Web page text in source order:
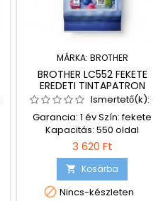
MÁRKA: BROTHER
BROTHER LC552 FEKETE
EREDETI TINTAPATRON
Ismertető(k): 0
Garancia: 1 év Szín: fekete
Kapacitás: 550 oldal
Kompatibilis nyomtatók: MFC-
J3660DW A3 MFC-J3960DW
A3
3 620 Ft
 Kosárba
 Nincs-készleten